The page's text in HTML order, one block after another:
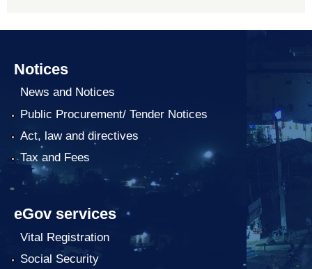
Notices
News and Notices
Public Procurement/ Tender Notices
Act, law and directives
Tax and Fees
eGov services
Vital Registration
Social Security